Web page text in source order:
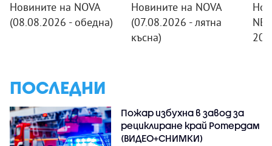
Новините на NOVA
(08.08.2026 - обедна)
Новините на NOVA
(07.08.2026 - лятна
късна)
ПОСЛЕДНИ
Пожар избухна в завод за
рециклиране край Ротердам
(ВИДЕО+СНИМКИ)